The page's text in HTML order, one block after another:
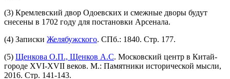
(3) Кремлевский двор Одоевских и смежные дворы будут
снесены в 1702 году для постановки Арсенала.
(4) Записки Желябужского. СПб.: 1840. Стр. 177.
(5) Щенкова О.П., Щенков А.С. Московский центр в Китай-
городе XVI-XVII веков. М.: Памятники исторической мысли,
2016. Стр. 141-143.